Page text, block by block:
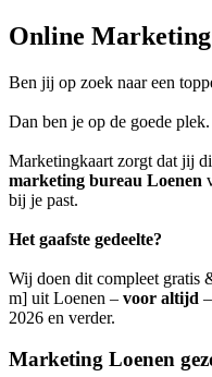
Online
Ben jij op zoek naar een
Dan ben je op de goede plek.
Marketingkaart zorgt dat jij
marketing bureau Loenen
bij je past.
Het gaafste gedeelte?
Wij doen dit compleet gratis
m] uit Loenen – voor altijd
2026 en verder.
Marketing Loenen